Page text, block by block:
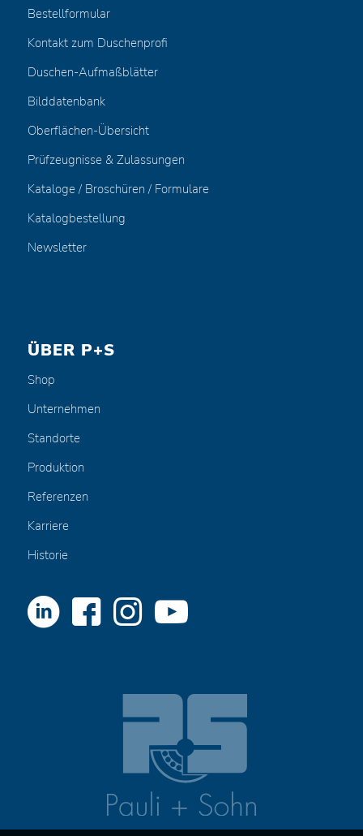
Bestellformular
Kontakt zum Duschenprofi
Duschen-Aufmaßblätter
Bilddatenbank
Oberflächen-Übersicht
Prüfzeugnisse & Zulassungen
Kataloge / Broschüren / Formulare
Katalogbestellung
Newsletter
ÜBER P+S
Shop
Unternehmen
Standorte
Produktion
Referenzen
Karriere
Historie